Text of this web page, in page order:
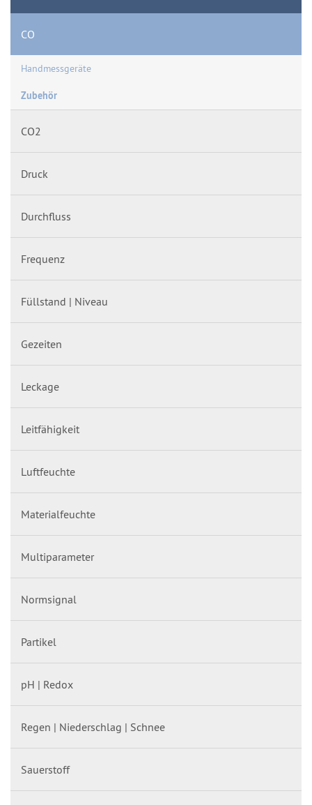
CO
Handmessgeräte
Zubehör
CO2
Druck
Durchfluss
Frequenz
Füllstand | Niveau
Gezeiten
Leckage
Leitfähigkeit
Luftfeuchte
Materialfeuchte
Multiparameter
Normsignal
Partikel
pH | Redox
Regen | Niederschlag | Schnee
Sauerstoff